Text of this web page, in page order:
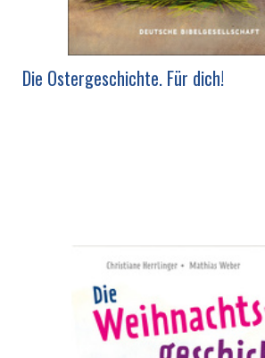
Die Ostergeschichte. Für dich!